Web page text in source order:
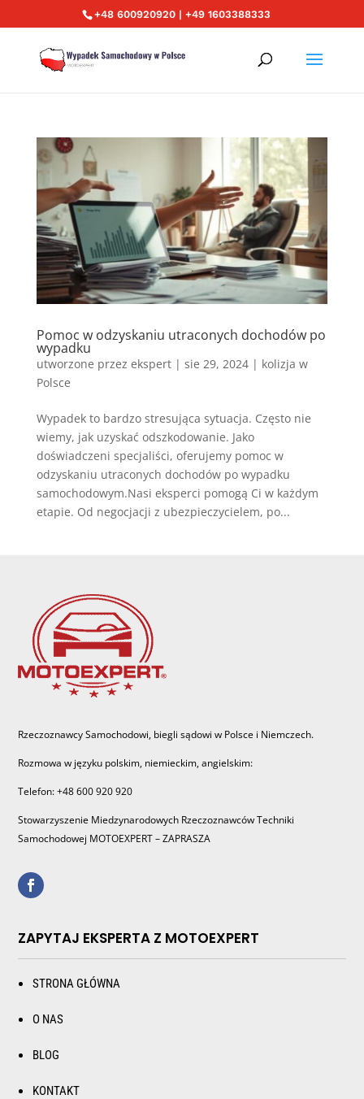
+48 600920920 | +49 1603388333
Pomoc w odzyskaniu utraconych dochodów po
wypadku
utworzone przez ekspert| sie 29, 2024| kolizja w
Polsce
Wypadek to bardzo stresująca sytuacja. Często nie
wiemy, jak uzyskać odszkodowanie. Jako
doświadczeni specjaliści, oferujemy pomoc w
odzyskaniu utraconych dochodów po wypadku
samochodowym.Nasi eksperci pomogą Ci w każdym
etapie. Od negocjacji z ubezpieczycielem, po...
Rzeczoznawcy Samochodowi, biegli sądowi w Polsce i Niemczech.
Rozmowa w języku polskim, niemieckim, angielskim:
Telefon: +48 600 920 920
Stowarzyszenie Miedzynarodowych Rzeczoznawców Techniki
Samochodowej MOTOEXPERT – ZAPRASZA
ZAPYTAJ EKSPERTA Z MOTOEXPERT
STRONA GŁÓWNA
O NAS
BLOG
KONTAKT